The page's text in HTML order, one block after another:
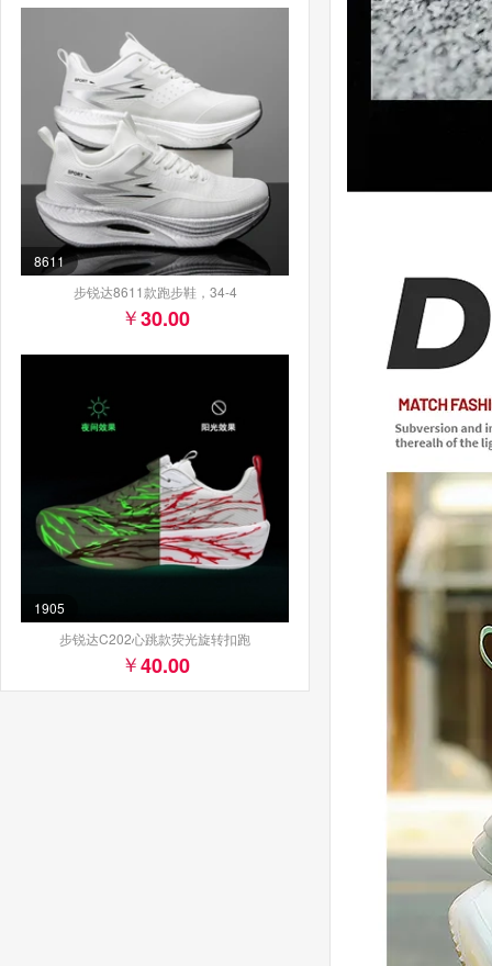
8611
步锐达8611款跑步鞋，34-4
30.00
1905
步锐达C202心跳款荧光旋转扣跑
40.00